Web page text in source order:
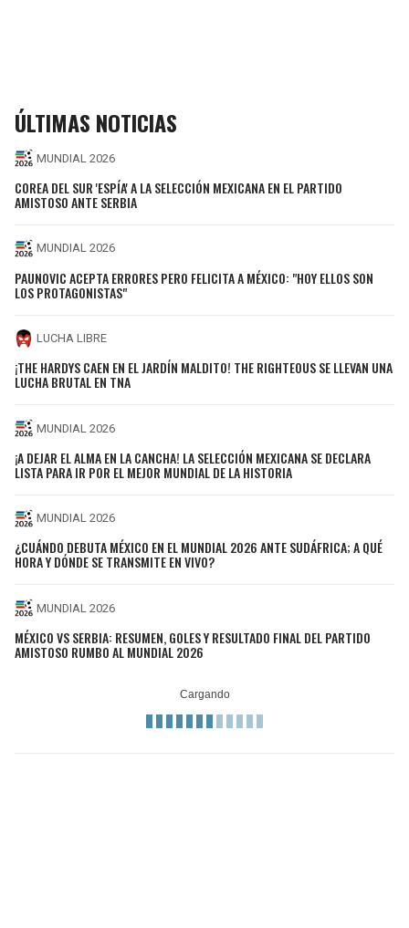
ÚLTIMAS NOTICIAS
MUNDIAL 2026
COREA DEL SUR 'ESPÍA' A LA SELECCIÓN MEXICANA EN EL PARTIDO
AMISTOSO ANTE SERBIA
MUNDIAL 2026
PAUNOVIC ACEPTA ERRORES PERO FELICITA A MÉXICO: "HOY ELLOS SON
LOS PROTAGONISTAS"
LUCHA LIBRE
¡THE HARDYS CAEN EN EL JARDÍN MALDITO! THE RIGHTEOUS SE LLEVAN UNA
LUCHA BRUTAL EN TNA
MUNDIAL 2026
¡A DEJAR EL ALMA EN LA CANCHA! LA SELECCIÓN MEXICANA SE DECLARA
LISTA PARA IR POR EL MEJOR MUNDIAL DE LA HISTORIA
MUNDIAL 2026
¿CUÁNDO DEBUTA MÉXICO EN EL MUNDIAL 2026 ANTE SUDÁFRICA; A QUÉ
HORA Y DÓNDE SE TRANSMITE EN VIVO?
MUNDIAL 2026
MÉXICO VS SERBIA: RESUMEN, GOLES Y RESULTADO FINAL DEL PARTIDO
AMISTOSO RUMBO AL MUNDIAL 2026